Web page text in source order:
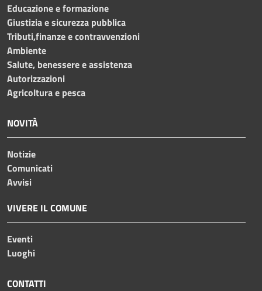
Educazione e formazione
Giustizia e sicurezza pubblica
Tributi,finanze e contravvenzioni
Ambiente
Salute, benessere e assistenza
Autorizzazioni
Agricoltura e pesca
NOVITÀ
Notizie
Comunicati
Avvisi
VIVERE IL COMUNE
Eventi
Luoghi
CONTATTI